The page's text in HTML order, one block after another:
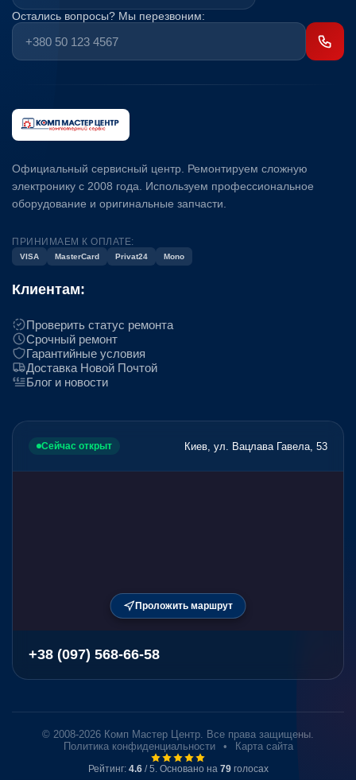
Остались вопросы? Мы перезвоним:
Официальный сервисный центр. Ремонтируем сложную
электронику с 2008 года. Используем профессиональное
оборудование и оригинальные запчасти.
ПРИНИМАЕМ К ОПЛАТЕ:
VISA MasterCard Privat24 Mono
Клиентам:
Проверить статус ремонта
Срочный ремонт
Гарантийные условия
Доставка Новой Почтой
Блог и новости
Сейчас открыт Киев, ул. Вацлава Гавела, 53
Проложить маршрут
+38 (097) 568-66-58
© 2008-2026 Комп Мастер Центр. Все права защищены.
Политика конфиденциальности
• Карта сайта
Рейтинг: 4.6/ 5. Основано на 79голосах